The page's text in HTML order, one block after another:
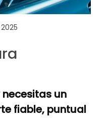
necesitas un
fiable, puntual